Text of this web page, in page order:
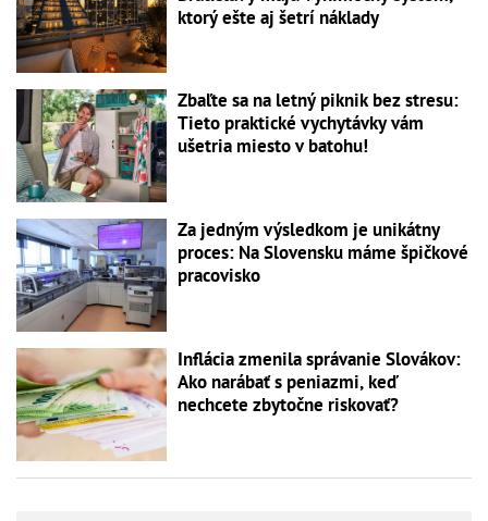
ktorý ešte aj šetrí náklady
Zbaľte sa na letný piknik bez stresu:
Tieto praktické vychytávky vám
ušetria miesto v batohu!
Za jedným výsledkom je unikátny
proces: Na Slovensku máme špičkové
pracovisko
Inflácia zmenila správanie Slovákov:
Ako narábať s peniazmi, keď
nechcete zbytočne riskovať?